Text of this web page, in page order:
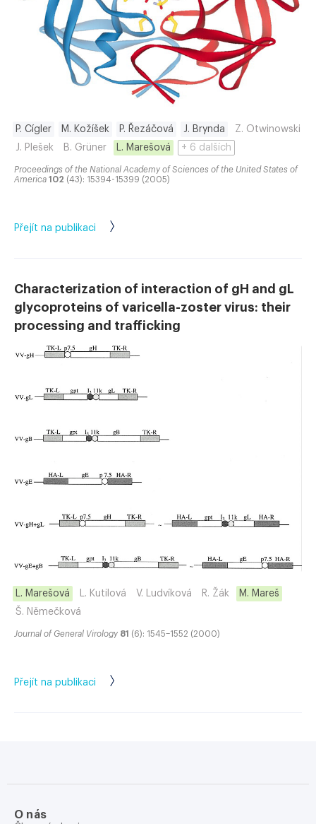
P. Cígler M. Kožíšek P. Řezáčová J. Brynda
Z. Otwinowski
J. Plešek
B. Grüner L. Marešová + 6 dalších
Proceedings of the National Academy of Sciences of the United States of
America 102 (43): 15394-15399 (2005)
Přejít na publikaci
Characterization of interaction of gH and gL
glycoproteins of varicella-zoster virus: their
processing and trafficking
L. Marešová L. Kutilová V. Ludvíková R. Žák
M. Mareš
Š. Němečková
Journal of General Virology 81 (6): 1545–1552 (2000)
Přejít na publikaci
O nás